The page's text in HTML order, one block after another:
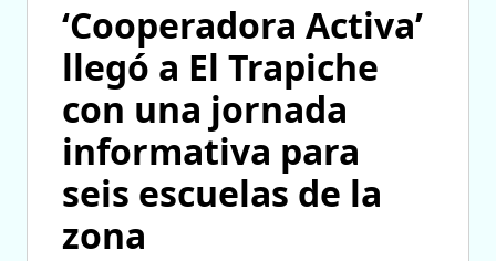
‘Cooperadora Activa’
llegó a El Trapiche
con una jornada
informativa para
seis escuelas de la
zona